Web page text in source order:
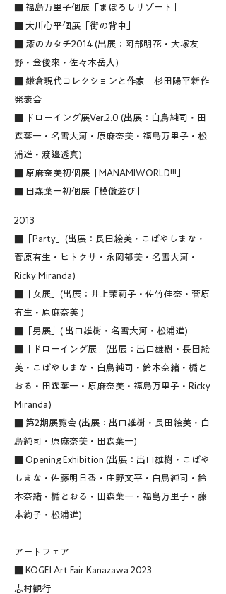
■ 福島万里子個展「まぼろしリゾート」
■ 大川心平個展「街の背中」
■ 漆のカタチ2014 (出展：阿部明花・大塚友
野・金俊來・佐々木岳人)
■ 鎌倉現代コレクションと作家 杉田陽平新作
発表会
■ ドローイング展Ver.2.0 (出展：白鳥純司・田
森葉一・名雪大河・原麻奈美・福島万里子・松
浦進・渡邉透真)
■ 原麻奈美初個展「MANAMIWORLD!!!」
■ 田森葉一初個展「模倣遊び」
2013
■「Party」(出展：長田絵美・こばやしまな・
菅原有生・ヒトクサ・永岡郁美・名雪大河・
Ricky Miranda)
■「女展」(出展：井上茉莉子・佐竹佳奈・菅原
有生・原麻奈美 )
■「男展」( 出口雄樹・名雪大河・松浦進)
■「ドローイング展」(出展：出口雄樹・長田絵
美・こばやしまな・白鳥純司・鈴木奈緒・楯と
おる・田森葉一・原麻奈美・福島万里子・Ricky
Miranda)
■ 第2期展覧会 (出展：出口雄樹・長田絵美・白
鳥純司・原麻奈美・田森葉一)
■ Opening Exhibition (出展：出口雄樹・こばや
しまな・佐藤明日香・庄野文平・白鳥純司・鈴
木奈緒・楯とおる・田森葉一・福島万里子・藤
本絢子・松浦進)
アートフェア​
■ KOGEI Art Fair Kanazawa 2023
志村観行